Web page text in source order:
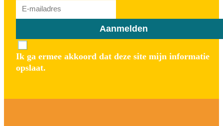
Aanmelden
Ik ga ermee akkoord dat deze site mijn informatie
opslaat.